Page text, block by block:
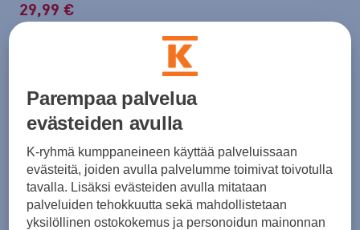
29,99 €
30pv alin hinta: 49,99 €
Väri Tummansininen
Parempaa palvelua
evästeiden avulla
K-ryhmä kumppaneineen käyttää palveluissaan
evästeitä, joiden avulla palvelumme toimivat toivotulla
tavalla. Lisäksi evästeiden avulla mitataan
palveluiden tehokkuutta sekä mahdollistetaan
yksilöllinen ostokokemus ja personoidun mainonnan